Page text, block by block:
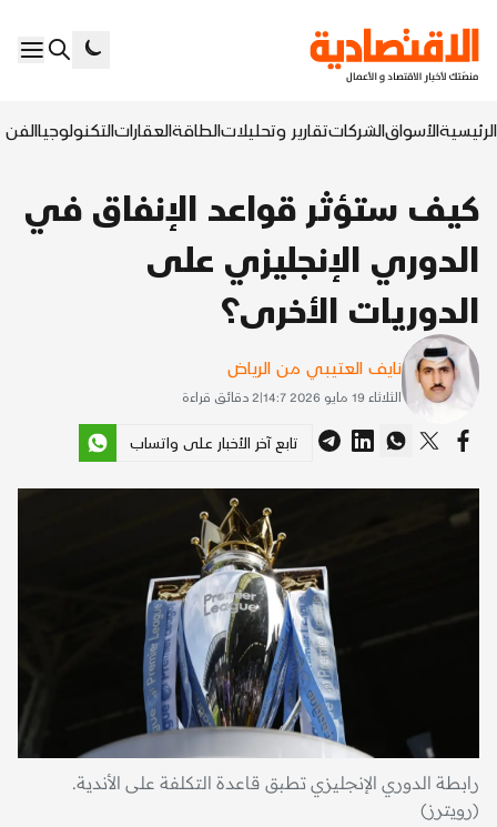
الرئيسيةالأسواقالشركاتتقارير وتحليلاتالطاقةالعقاراتالتكنولوجياالفن
كيف ستؤثر قواعد الإنفاق في
الدوري الإنجليزي على
الدوريات الأخرى؟
نايف العتيبي من الرياض
الثلاثاء 19 مايو 2026 14:7 |
2 دقائق قراءة
تابع آخر الأخبار على واتساب
رابطة الدوري الإنجليزي تطبق قاعدة التكلفة على الأندية.
(رويترز)